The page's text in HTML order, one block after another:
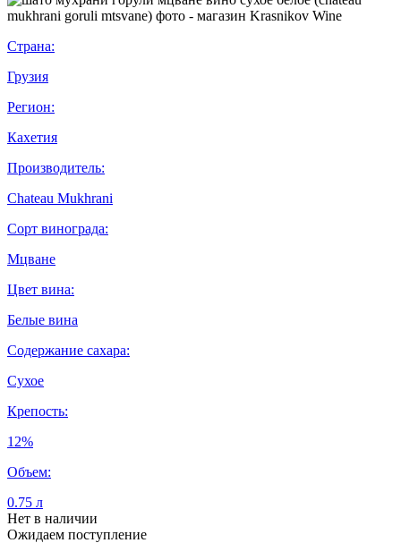
Страна:
Грузия
Регион:
Кахетия
Производитель:
Chateau Mukhrani
Сорт винограда:
Мцване
Цвет вина:
Белые вина
Содержание сахара:
Сухое
Крепость:
12%
Объем:
0.75 л
Нет в наличии
Ожидаем поступление